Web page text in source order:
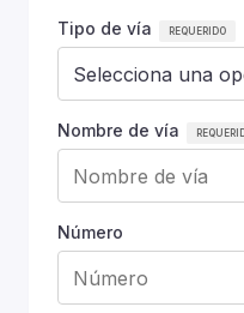
Tipo de vía
Nombre de vía
Número